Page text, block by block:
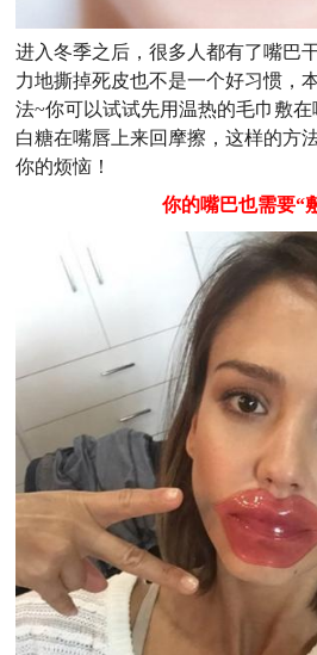
进入冬季之后，很多人都有了嘴巴
力地撕掉死皮也不是一个好习惯，
法~你可以试试先用温热的毛巾敷
白糖在嘴唇上来回摩擦，这样的方
你的烦恼！
你的嘴巴也需要“